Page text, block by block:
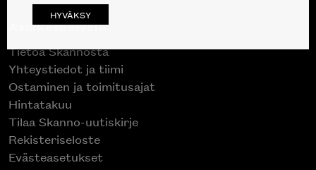
Asiakaspalvelu
Tietoa Skannosta
Yhteystiedot ja tiimi
Ostaminen ja toimitusajat
Hintatakuu
Tilaa Skanno-uutiskirje
Rekisteriseloste
Evästeasetukset
HYVÄKSY